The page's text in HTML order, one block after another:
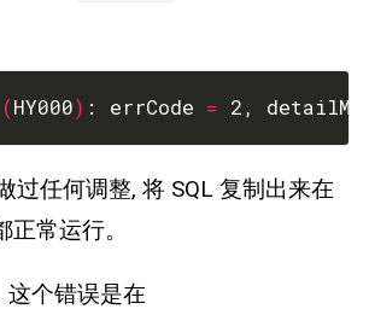
(HY000) : errCode = 2,
过任何调整, 将 SQL 复制出来在
常运行。
这个错误是在